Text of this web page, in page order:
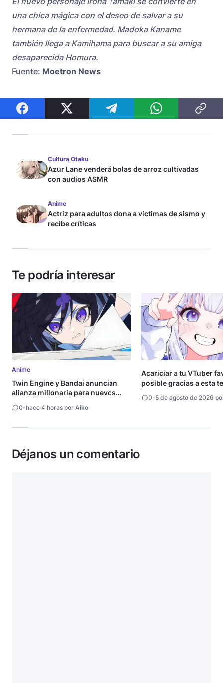
una chica mágica con el deseo de salvar a su
hermana de la enfermedad. Madoka Kaname
también llega a Kamihama para buscar a su amiga
desaparecida Homura.
Fuente: Moetron News
Cultura Otaku
Azur Lane venderá bolas de arroz cultivadas
con audios ASMR
Anime
Actriz para adultos dona a víctimas de sismo y
recibe críticas
Te podría interesar
Anime
Twin Engine y Bandai anuncian
alianza millonaria para nuevos
0-hace 4 horas por Aiko
Acariciar a tu VTuber
posible gracias a esta
0-5 de agosto de 2026
Déjanos un comentario